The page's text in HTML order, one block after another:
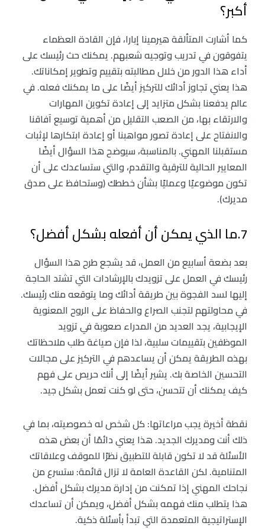
أكبر؟
كما أشارت المتألقة هيرمينا إبارا، فإن القادة العظماء
يتفوقون في تدريب وتوجيه شعبهم. يمكنك حث رئيسك على
أداء هذا الدور من خلال مطالبته بتقييم وتطوير إمكاناتك.
هذا يعني تجاوز أدائك للتركيز أيضًا على ما يمكنك فعله. في
عالم يدفعنا بشكل متزايد إلى إعادة تكوين المهارات
والارتقاء بها، من الصعب التقليل من أهمية توسيع آفاقنا
والانفتاح على إعادة تصور مواهبنا أو إعادة ابتكارها لإثبات
مستقبلنا المهني. بالمناسبة، سيوضح هذا السؤال أيضًا
المعايير الحالية للترقية والتقدم، والتي ستساعدك على أن
تكون موضوعيًا وعمليًا بشأن خططك (وستحافظ على صدق
مديرك).
7.ما الذي يمكن أن أفعله بشكل أفضل؟
بعد بضعة أسابيع من العمل، قد يشجع طرح هذا السؤال
رئيسك في العمل على تزويدك بالإرشادات التي تشتد الحاجة
إليها لسد الفجوة بين طريقة أدائك وما يتوقعه منك رئيسك.
في محاولتهم لتجنب الصراع والحفاظ على الروح المعنوية
الإيجابية، يجد العديد من المدراء صعوبة في تزويد
الموظفين بتقييمات سلبية، لذا فإن صياغة طلب ملاحظاتك
بهذه الطريقة يمكن أن يساعدهم في التركيز على مجالات
التحسين الخاصة بك. يشير أيضًا إلى أنك حريص على فهم
كيف يمكنك أن تتحسن، حتى لو كنت تعمل بشكل جيد.
نقطة أخيرة يجب مراعاتها: كل شخص له خصوصيته، بما في
ذلك أنت ومديرك الجديد. هذا يعني دائمًا أن بعض هذه
الأسئلة قد لا تكون قابلة للتطبيق نظرًا للموقف وعلاقاتك
المتنامية. لكن القاعدة العامة لا تزال قائمة: ستسرع من
نجاحك المهني إذا تمكنت من إدارة مديرك بشكل أفضل.
هذا يتطلب منك فهمه بشكل أفضل، ويمكن أن تساعدك
الإستراتيجية المتعمدة التي تبدأ بأسئلة ذكية.